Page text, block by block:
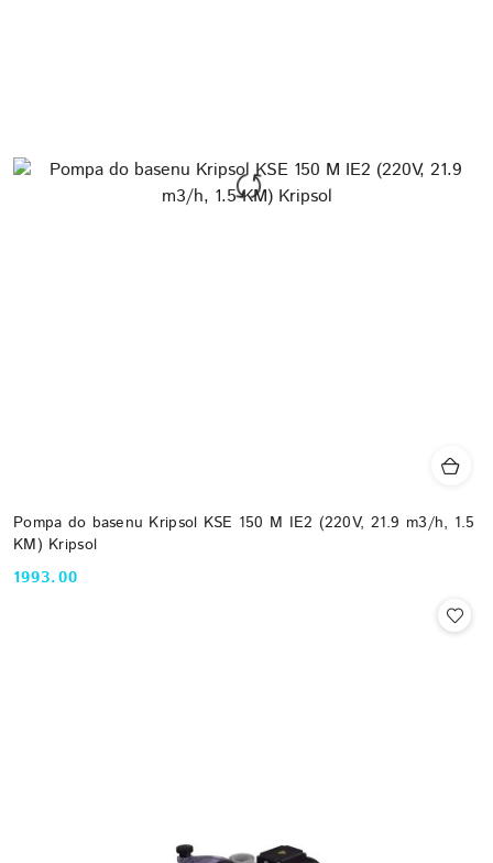
Pompa do basenu Kripsol KSE 150 M IE2 (220V, 21.9 m3/h, 1.5
KM) Kripsol
Cena:
1993.00